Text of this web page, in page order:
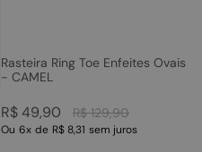
Rasteira Ring Toe Enfeites Ovais
- CAMEL
R$ 129,90
R$49,90
Ou 6x de R$ 8,31 sem juros